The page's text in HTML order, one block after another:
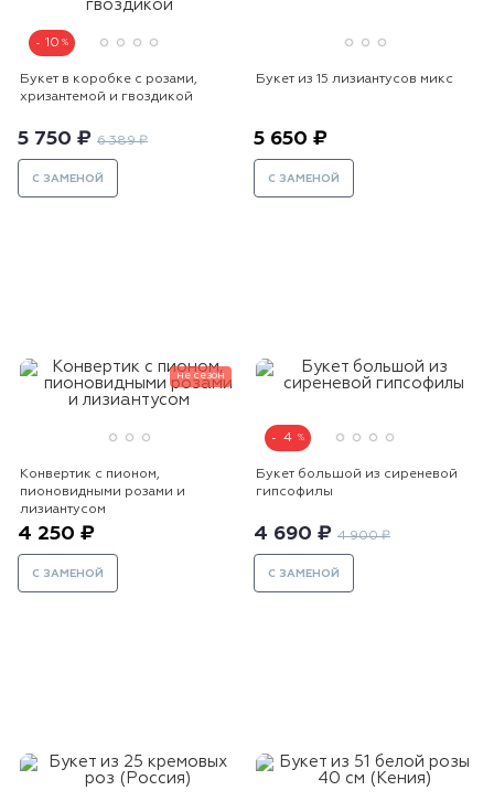
10
Букет в коробке с розами,
хризантемой и гвоздикой
5 750 ₽ 6 389 ₽
С ЗАМЕНОЙ
Букет из 15 лизиантусов микс
5 650 ₽
С ЗАМЕНОЙ
не сезон
Конвертик с пионом,
пионовидными розами и
лизиантусом
4 250 ₽
С ЗАМЕНОЙ
4
Букет большой из сиреневой
гипсофилы
4 690 ₽ 4 900 ₽
С ЗАМЕНОЙ